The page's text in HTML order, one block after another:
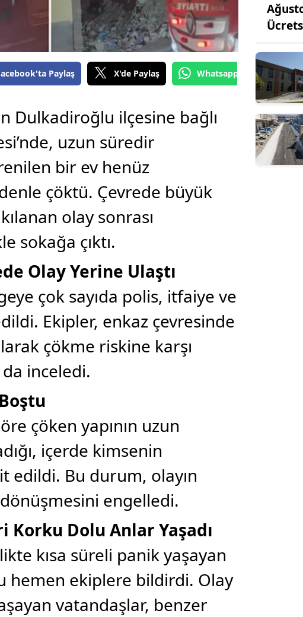
Paylaş X'de Paylaş Whatsapp'tan Gönder
Dulkadiroğlu ilçesine bağlı
uzun süredir
bir ev henüz
çöktü. Çevrede büyük
olay sonrası
sokağa çıktı.
Olay Yerine Ulaştı
çok sayıda polis, itfaiye ve
Ekipler, enkaz çevresinde
çökme riskine karşı
da inceledi.
çöken yapının uzun
içerde kimsenin
edildi. Bu durum, olayın
engelledi.
Korku Dolu Anlar Yaşadı
kısa süreli panik yaşayan
hemen ekiplere bildirdi. Olay
vatandaşlar, benzer